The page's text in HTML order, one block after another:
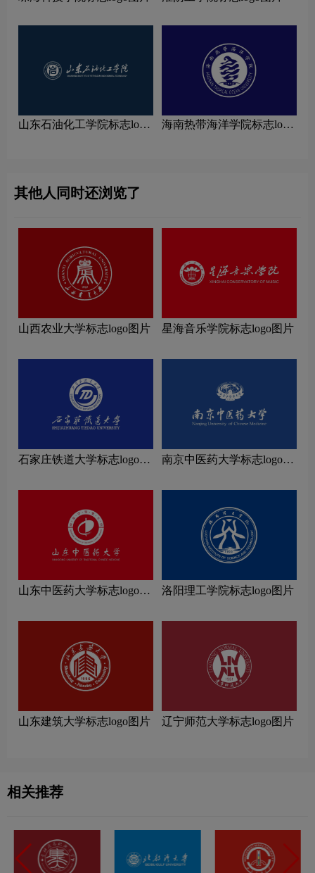
山东石油化工学院标志logo
海南热带海洋学院标志logo
其他人同时还浏览了
山西农业大学标志logo图片 星海音乐学院标志logo图片
石家庄铁道大学标志logo图
南京中医药大学标志logo图
山东中医药大学标志logo图
洛阳理工学院标志logo图片
山东建筑大学标志logo图片 辽宁师范大学标志logo图片
相关推荐